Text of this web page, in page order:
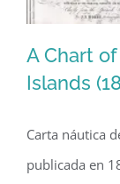
A
A Chart
Islands
Carta náutica
publicada en